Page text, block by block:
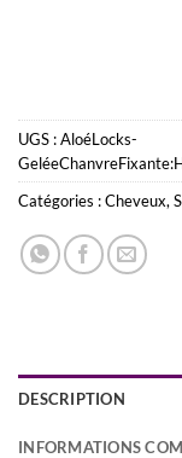
UGS :AloéLocks-
Catégories :Cheveux,
DESCRIPTION
INFORMATIONS